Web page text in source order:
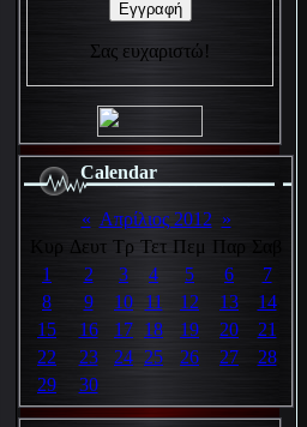
Σας ευχαριστώ!
Calendar
« Απρίλιος 2012 »
Κυρ Δευτ Τρ Τετ Πεμ Παρ Σαβ
1
2 3 4 5 6
7
8
9 10 11 12 13
14
15
16 17 18 19 20
21
22
23 24 25 26 27
28
29
30